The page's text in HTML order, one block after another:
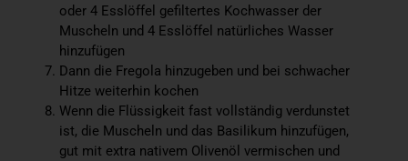
oder 4 Esslöffel gefiltertes Kochwasser der
Muscheln und 4 Esslöffel natürliches Wasser
hinzufügen
Dann die Fregola hinzugeben und bei schwacher
Hitze weiterhin kochen
Wenn die Flüssigkeit fast vollständig verdunstet
ist, die Muscheln und das Basilikum hinzufügen,
gut mit extra nativem Olivenöl vermischen und